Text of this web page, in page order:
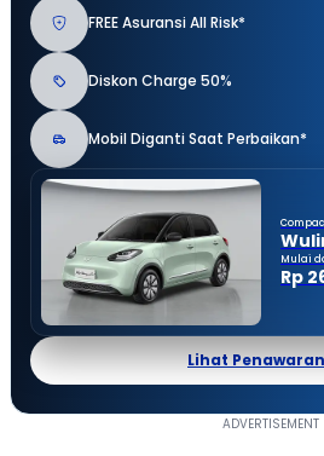
FREE Asuransi All Risk*
Diskon Charge 50%
Mobil Diganti Saat Perbaikan*
Mulai
Rp
Lihat Penawaran